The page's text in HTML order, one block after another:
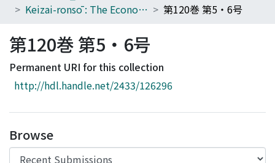
Browse
Download Ranking
Access Statistics
Keizai-ronsō : The Economic Review
第120巻 第5・6号
第120巻 第5・6号
Permanent URI for this collection
http://hdl.handle.net/2433/126296
Browse